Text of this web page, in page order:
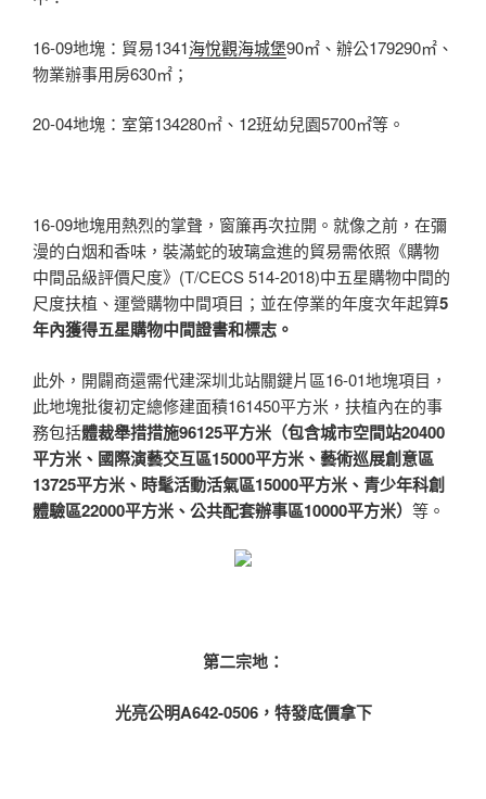
16-09地塊：貿易1341海悅觀海城堡90㎡、辦公179290㎡、
物業辦事用房630㎡；
20-04地塊：室第134280㎡、12班幼兒園5700㎡等。
16-09地塊用熱烈的掌聲，窗簾再次拉開。就像之前，在彌
漫的白烟和香味，裝滿蛇的玻璃盒進的貿易需依照《購物
中間品級評價尺度》(T/CECS 514-2018)中五星購物中間的
尺度扶植、運營購物中間項目；並在停業的年度次年起算5
年內獲得五星購物中間證書和標志。
此外，開闢商還需代建深圳北站關鍵片區16-01地塊項目，
此地塊批復初定總修建面積161450平方米，扶植內在的事
務包括體裁舉措措施96125平方米（包含城市空間站20400
平方米、國際演藝交互區15000平方米、藝術巡展創意區
13725平方米、時髦活動活氣區15000平方米、青少年科創
體驗區22000平方米、公共配套辦事區10000平方米） 等。
第二宗地：
光亮公明A642-0506，特發底價拿下